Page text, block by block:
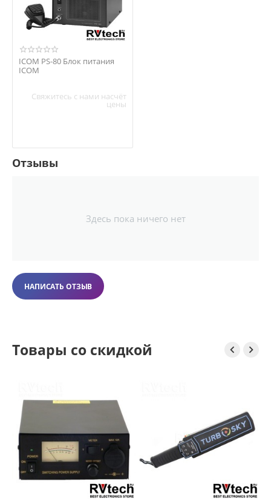
ICOM PS-80 Блок питания
ICOM
Свяжитесь с нами насчёт
цены
Отзывы
Здесь пока ничего нет
НАПИСАТЬ ОТЗЫВ
Товары со скидкой  